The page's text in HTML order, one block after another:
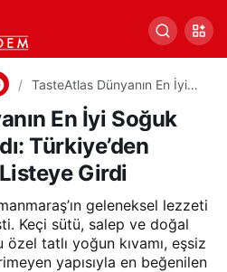
TasteAtlas Dünyanın En İyi
Türkiye’den Sadece Bir Tatlı
Listeye Girdi
En İyi Soğuk
Türkiye’den
Girdi
geleneksel lezzeti
Keçi sütü, salep ve doğal
tatlı yoğun kıvamı, eşsiz
yapısıyla en beğenilen
0 Paylaş